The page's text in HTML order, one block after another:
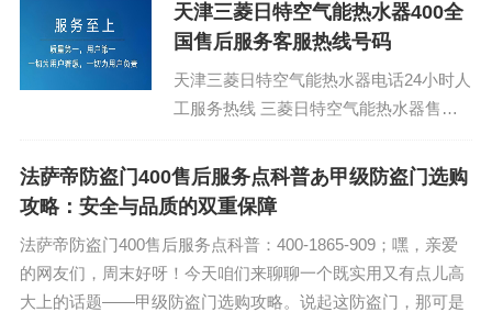
天津三菱日特空气能热水器400全
国售后服务客服热线号码
天津三菱日特空气能热水器电话24小时人
工服务热线 三菱日特空气能热水器售后
909...
法萨帝防盗门400售后服务点科普あ甲级防盗门选购
攻略：安全与品质的双重保障
法萨帝防盗门400售后服务点科普：400-1865-909；嘿，亲爱
的网友们，周末好呀！今天咱们来聊聊一个既实用又有点儿高
大上的话题——甲级防盗门选购攻略。说起这防盗门，那可是